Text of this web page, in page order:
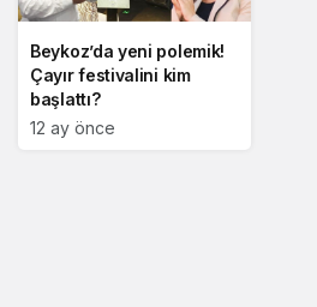
Beykoz’da yeni polemik!
Çayır festivalini kim
başlattı?
12 ay önce